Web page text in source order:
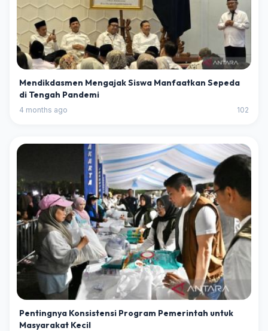
Mendikdasmen Mengajak Siswa Manfaatkan Sepeda
di Tengah Pandemi
4 months ago 102
Pentingnya Konsistensi Program Pemerintah untuk
Masyarakat Kecil